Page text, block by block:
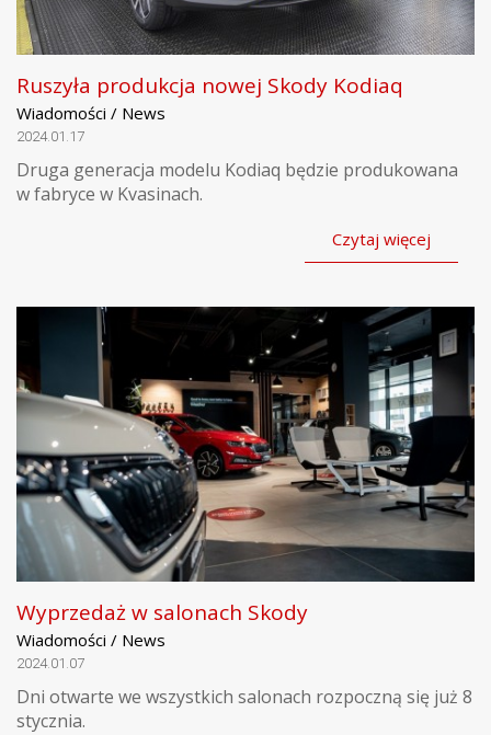
Ruszyła produkcja nowej Skody Kodiaq
Wiadomości / News
2024.01.17
Druga generacja modelu Kodiaq będzie produkowana
w fabryce w Kvasinach.
Czytaj więcej
Wyprzedaż w salonach Skody
Wiadomości / News
2024.01.07
Dni otwarte we wszystkich salonach rozpoczną się już 8
stycznia.